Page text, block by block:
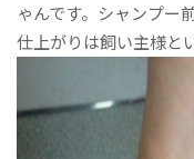
ゃんです。シャンプー
仕上がりは飼い主様と